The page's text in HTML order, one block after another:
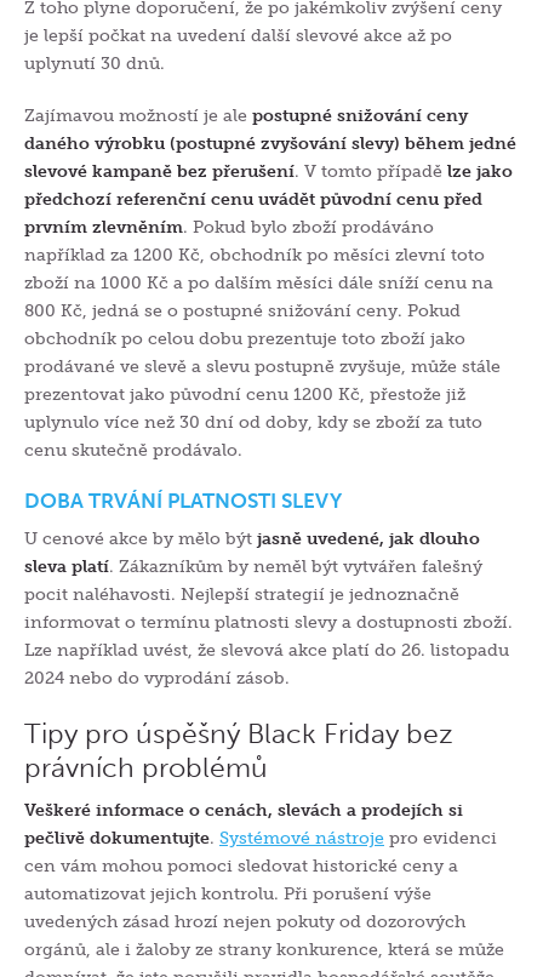
Z toho plyne doporučení, že po jakémkoliv zvýšení ceny
je lepší počkat na uvedení další slevové akce až po
uplynutí 30 dnů.
Zajímavou možností je ale postupné snižování ceny
daného výrobku (postupné zvyšování slevy) během jedné
slevové kampaně bez přerušení. V tomto případě lze jako
předchozí referenční cenu uvádět původní cenu před
prvním zlevněním. Pokud bylo zboží prodáváno
například za 1200 Kč, obchodník po měsíci zlevní toto
zboží na 1000 Kč a po dalším měsíci dále sníží cenu na
800 Kč, jedná se o postupné snižování ceny. Pokud
obchodník po celou dobu prezentuje toto zboží jako
prodávané ve slevě a slevu postupně zvyšuje, může stále
prezentovat jako původní cenu 1200 Kč, přestože již
uplynulo více než 30 dní od doby, kdy se zboží za tuto
cenu skutečně prodávalo.
DOBA TRVÁNÍ PLATNOSTI SLEVY
U cenové akce by mělo být jasně uvedené, jak dlouho
sleva platí. Zákazníkům by neměl být vytvářen falešný
pocit naléhavosti. Nejlepší strategií je jednoznačně
informovat o termínu platnosti slevy a dostupnosti zboží.
Lze například uvést, že slevová akce platí do 26. listopadu
2024 nebo do vyprodání zásob.
Tipy pro úspěšný Black Friday bez
právních problémů
Veškeré informace o cenách, slevách a prodejích si
pečlivě dokumentujte. Systémové nástroje pro evidenci
cen vám mohou pomoci sledovat historické ceny a
automatizovat jejich kontrolu. Při porušení výše
uvedených zásad hrozí nejen pokuty od dozorových
orgánů, ale i žaloby ze strany konkurence, která se může